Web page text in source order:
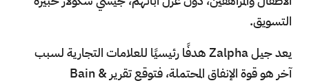
التسويق.
يعد جيل Zalpha هدفًا رئيسيًا للعلامات التجارية لسبب
آخر هو قوة الإنفاق المحتملة، فتوقع تقرير Bain &